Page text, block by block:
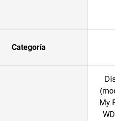
Categoría
My